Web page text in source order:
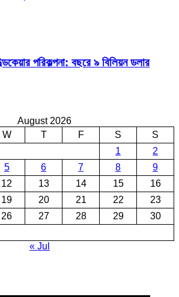
পরিকল্পনা: বছরে ৯ বিলিয়ন ডলার
August 2026
W T F S
S
1
2
5 6 7 8
9
12 13 14 15
16
19 20 21 22
23
26 27 28 29
30
« Jul